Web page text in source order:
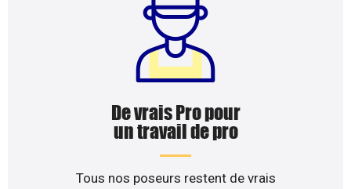
De vrais Pro pour
un travail de pro
Tous nos poseurs restent de vrais